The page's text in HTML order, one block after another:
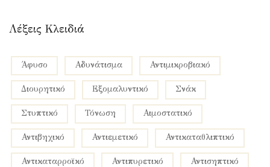
Λέξεις Κλειδιά
Άφυσο Αδυνάτισμα Αντιμικροβιακό
Διουρητικό Εξομαλυντικό Σνάκ
Στυπτικό Τόνωση αιμοστατικό
αντιβηχικό αντιεμετικό αντικαταθλιπτικό
αντικαταρροϊκό αντιπυρετικό αντισηπτικό